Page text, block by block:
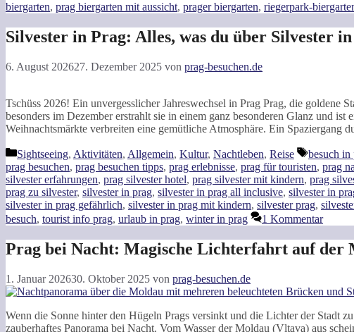
biergarten, prag biergarten mit aussicht, prager biergarten, riegerpark-
Silvester in Prag: Alles, was du über Silvester
6. August 202627. Dezember 2025 von prag-besuchen.de
Tschüss 2026! Ein unvergesslicher Jahreswechsel in Prag Prag, die goldene
besonders im Dezember erstrahlt sie in einem ganz besonderen Glanz und
Weihnachtsmärkte verbreiten eine gemütliche Atmosphäre. Ein Spaziergang
Kategorien
Sightseeing, Aktivitäten, Allgemein, Kultur, Nachtleben, Reise besuch in
prag besuchen, prag besuchen tipps, prag erlebnisse, prag für touristen, prag
silvester erfahrungen, prag silvester hotel, prag silvester mit kindern, prag
prag zu silvester, silvester in prag, silvester in prag all inclusive, silvester in
silvester in prag gefährlich, silvester in prag mit kindern, silvester prag,
besuch, tourist info prag, urlaub in prag, winter in prag 1 Kommentar
Prag bei Nacht: Magische Lichterfahrt auf der
1. Januar 202630. Oktober 2025 von prag-besuchen.de
Wenn die Sonne hinter den Hügeln Prags versinkt und die Lichter der Stadt
zauberhaftes Panorama bei Nacht. Vom Wasser der Moldau (Vltava) aus